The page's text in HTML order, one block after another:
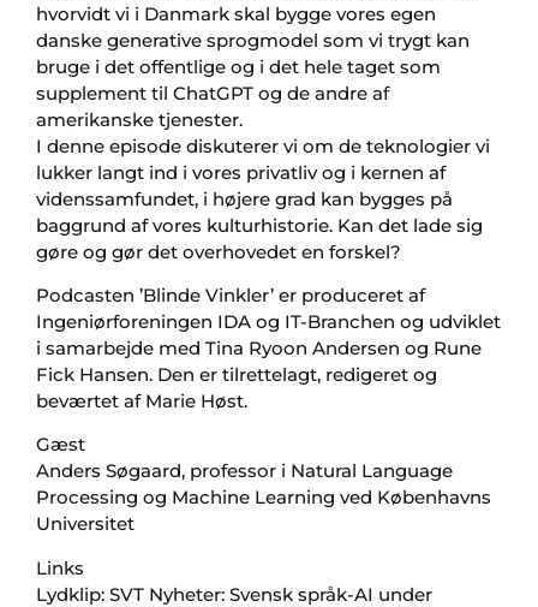
hvorvidt vi i Danmark skal bygge vores egen
danske generative sprogmodel som vi trygt kan
bruge i det offentlige og i det hele taget som
supplement til ChatGPT og de andre af
amerikanske tjenester.
I denne episode diskuterer vi om de teknologier vi
lukker langt ind i vores privatliv og i kernen af
videnssamfundet, i højere grad kan bygges på
baggrund af vores kulturhistorie. Kan det lade sig
gøre og gør det overhovedet en forskel?
Podcasten ’Blinde Vinkler’ er produceret af
Ingeniørforeningen IDA og IT-Branchen og udviklet
i samarbejde med Tina Ryoon Andersen og Rune
Fick Hansen. Den er tilrettelagt, redigeret og
beværtet af Marie Høst.
Gæst
Anders Søgaard, professor i Natural Language
Processing og Machine Learning ved Københavns
Universitet
Links
Lydklip: SVT Nyheter: Svensk språk-AI under